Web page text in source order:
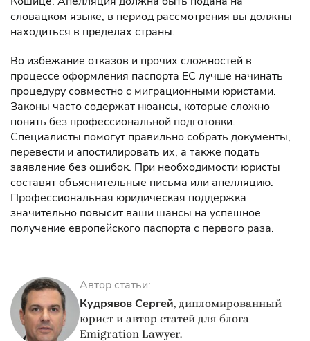
словацком языке, в период рассмотрения вы должны
находиться в пределах страны.
Во избежание отказов и прочих сложностей в
процессе оформления паспорта ЕС лучше начинать
процедуру совместно с миграционными юристами.
Законы часто содержат нюансы, которые сложно
понять без профессиональной подготовки.
Специалисты помогут правильно собрать документы,
перевести и апостилировать их, а также подать
заявление без ошибок. При необходимости юристы
составят объяснительные письма или апелляцию.
Профессиональная юридическая поддержка
значительно повысит ваши шансы на успешное
получение европейского паспорта с первого раза.
Автор статьи:
Кудрявов Сергей, дипломированный
юрист и автор статей для блога
Emigration Lawyer.